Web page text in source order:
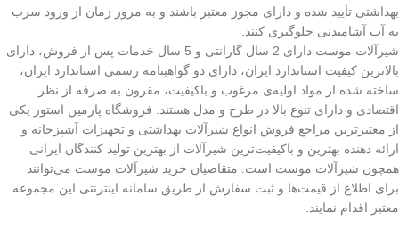
بهداشتی تأیید شده و دارای مجوز معتبر باشند و به مرور زمان از ورود سرب
به آب آشامیدنی جلوگیری کنند.
شیرآلات موست دارای 2 سال گارانتی و 5 سال خدمات پس از فروش، دارای
بالاترین کیفیت استاندارد ایران، دارای دو گواهینامه رسمی استاندارد ایران،
ساخته شده از مواد اولیه‌ی مرغوب و باکیفیت، مقرون به صرفه از نظر
اقتصادی و دارای تنوع بالا در طرح و مدل هستند. فروشگاه پارمین استور یکی
از معتبرترین مراجع فروش انواع شیرآلات بهداشتی و تجهیزات آشپزخانه و
ارائه دهنده بهترین و باکیفیت‌ترین شیرآلات از بهترین تولید کنندگان ایرانی
همچون شیرآلات موست است. متقاضیان خرید شیرآلات موست می‌توانند
برای اطلاع از قیمت‌ها و ثبت سفارش از طریق سامانه اینترنتی این مجموعه
معتبر اقدام نمایند.